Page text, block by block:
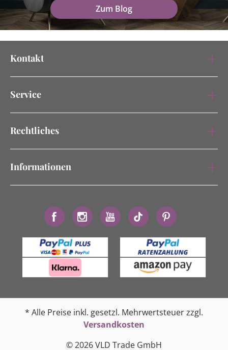
Zum Blog
Kontakt
Service
Rechtliches
Informationen
* Alle Preise inkl. gesetzl. Mehrwertsteuer zzgl.
Versandkosten
© 2026 VLD Trade GmbH